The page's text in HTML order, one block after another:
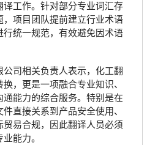
工作。针对部分专业词汇存
项目团队提前建立行业术语
统一规范，有效避免因术语
司相关负责人表示，化工翻
，更是一项融合专业知识、
能力的综合服务。特别是在
直接关系到产品安全使用、
易合规，因此翻译人员必须
能力。